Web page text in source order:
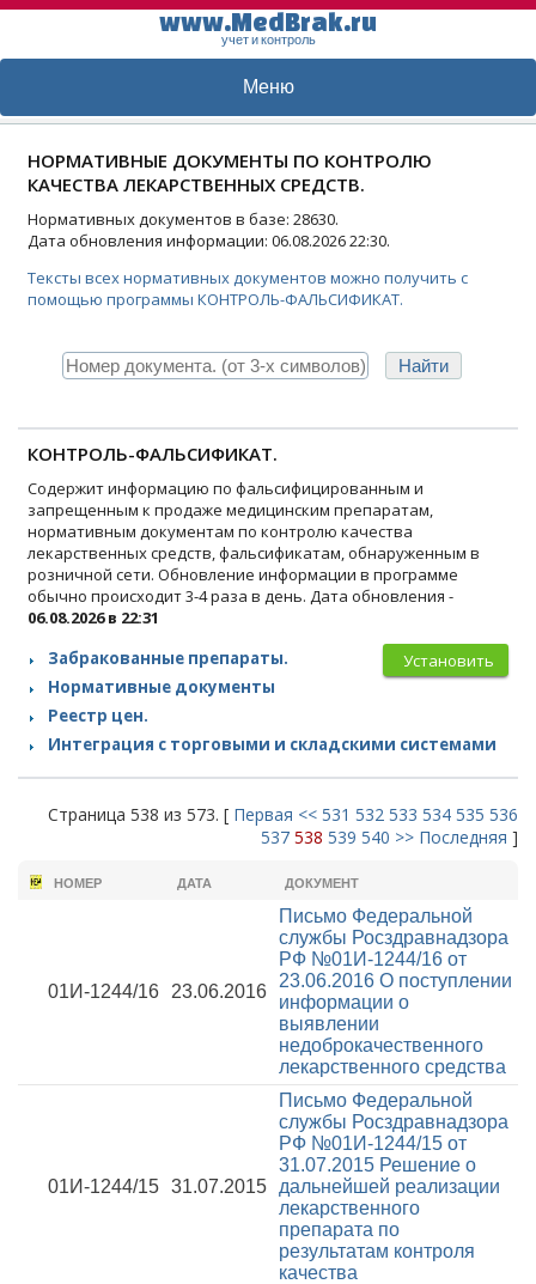
www.MedBrak.ru
учет и контроль
Меню
НОРМАТИВНЫЕ ДОКУМЕНТЫ ПО КОНТРОЛЮ
КАЧЕСТВА ЛЕКАРСТВЕННЫХ СРЕДСТВ.
Нормативных документов в базе: 28630.
Дата обновления информации: 06.08.2026 22:30.
Тексты всех нормативных документов можно получить с
помощью программы КОНТРОЛЬ-ФАЛЬСИФИКАТ.
КОНТРОЛЬ-ФАЛЬСИФИКАТ.
Содержит информацию по фальсифицированным и
запрещенным к продаже медицинским препаратам,
нормативным документам по контролю качества
лекарственных средств, фальсификатам, обнаруженным в
розничной сети. Обновление информации в программе
обычно происходит 3-4 раза в день. Дата обновления -
06.08.2026 в 22:31
Установить
Забракованные препараты.
Нормативные документы
Реестр цен.
Интеграция с торговыми и складскими системами
Страница 538 из 573. [ Первая << 531 532 533 534 535 536
537 538 539 540 >> Последняя ]
НОМЕР ДАТА ДОКУМЕНТ
01И-1244/16 23.06.2016
Письмо Федеральной
службы Росздравнадзора
РФ №01И-1244/16 от
23.06.2016 О поступлении
информации о
выявлении
недоброкачественного
лекарственного средства
01И-1244/15 31.07.2015
Письмо Федеральной
службы Росздравнадзора
РФ №01И-1244/15 от
31.07.2015 Решение о
дальнейшей реализации
лекарственного
препарата по
результатам контроля
качества